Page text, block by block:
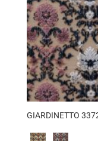
GIARDINETTO